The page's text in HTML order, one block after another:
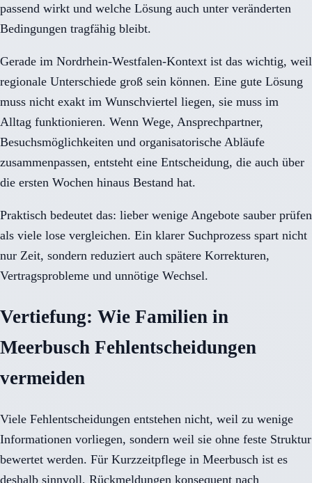
passend wirkt und welche Lösung auch unter veränderten
Bedingungen tragfähig bleibt.
Gerade im Nordrhein-Westfalen-Kontext ist das wichtig, weil
regionale Unterschiede groß sein können. Eine gute Lösung
muss nicht exakt im Wunschviertel liegen, sie muss im
Alltag funktionieren. Wenn Wege, Ansprechpartner,
Besuchsmöglichkeiten und organisatorische Abläufe
zusammenpassen, entsteht eine Entscheidung, die auch über
die ersten Wochen hinaus Bestand hat.
Praktisch bedeutet das: lieber wenige Angebote sauber prüfen
als viele lose vergleichen. Ein klarer Suchprozess spart nicht
nur Zeit, sondern reduziert auch spätere Korrekturen,
Vertragsprobleme und unnötige Wechsel.
Vertiefung: Wie Familien in
Meerbusch Fehlentscheidungen
vermeiden
Viele Fehlentscheidungen entstehen nicht, weil zu wenige
Informationen vorliegen, sondern weil sie ohne feste Struktur
bewertet werden. Für Kurzzeitpflege in Meerbusch ist es
deshalb sinnvoll, Rückmeldungen konsequent nach